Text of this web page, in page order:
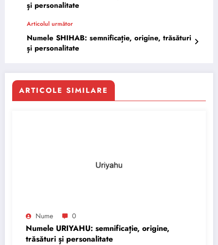
și personalitate
Articolul următor
Numele SHIHAB: semnificație, origine, trăsături
și personalitate
ARTICOLE SIMILARE
Nume 0
Numele URIYAHU: semnificație, origine,
trăsături și personalitate